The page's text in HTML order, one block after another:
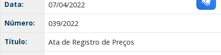
Data:
07/04/2022
Número:
039/2022
Título:
Ata de Registro de Preços